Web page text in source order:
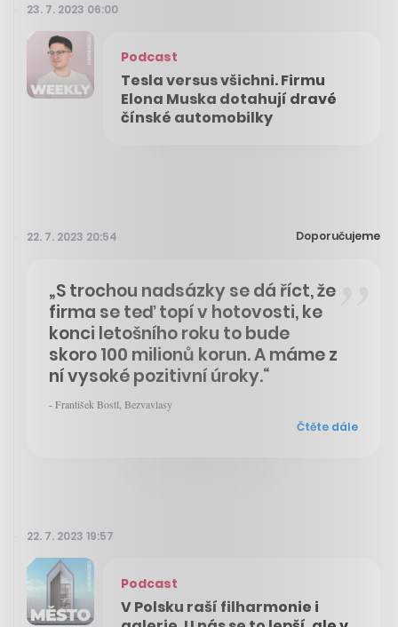
23. 7. 2023 06:00
Podcast
Tesla versus všichni. Firmu
Elona Muska dotahují dravé
čínské automobilky
22. 7. 2023 20:54 Doporučujeme
„S trochou nadsázky se dá říct, že
firma se teď topí v hotovosti, ke
konci letošního roku to bude
skoro 100 milionů korun. A máme z
ní vysoké pozitivní úroky.“
- František Bostl, Bezvavlasy
Čtěte dále
22. 7. 2023 19:57
Podcast
V Polsku raší filharmonie i